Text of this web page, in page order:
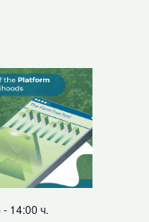
- 14:00 ч.